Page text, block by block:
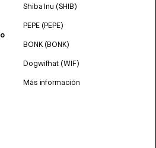
Shiba Inu (SHIB)
PEPE (PEPE)
BONK (BONK)
Dogwifhat (WIF)
Más información